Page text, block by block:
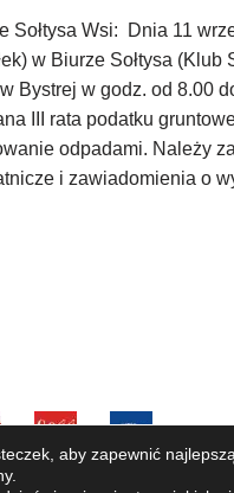
Sołtysa Wsi: Dnia 11
w Biurze Sołtysa (Klub
Bystrej w godz. od 8.00
III rata podatku
odpadami. Należy
i zawiadomienia o
Parafia pw. Św.
aby zapewnić